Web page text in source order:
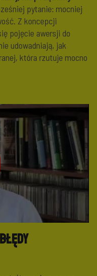
pytanie: mocniej
Z koncepcji
pojęcie awersji do
udowadniają, jak
która rzutuje mocno